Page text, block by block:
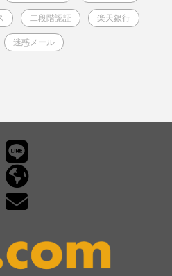
二段階認証 楽天銀行
迷惑メール